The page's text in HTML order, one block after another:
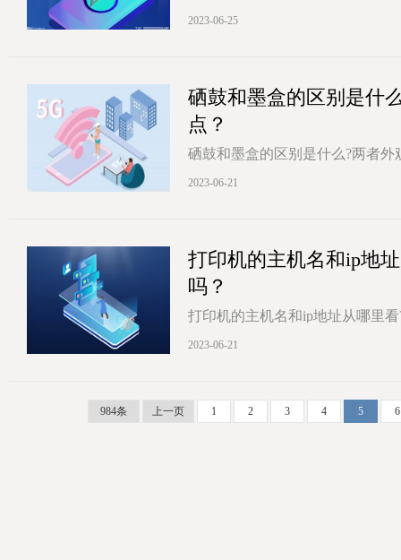
低，在成本上也会相对较低，选
2023-06-25
硒鼓和墨盒的区别是什
点？
硒鼓和墨盒的区别是什么?两者
及工作原理都不一样。硒鼓是激
2023-06-21
打印机的主机名和ip地
吗？
打印机的主机名和ip地址从哪里
打印机图标,打开打印机属性菜单
2023-06-21
984条 上一页 1 2 3 4 5 6